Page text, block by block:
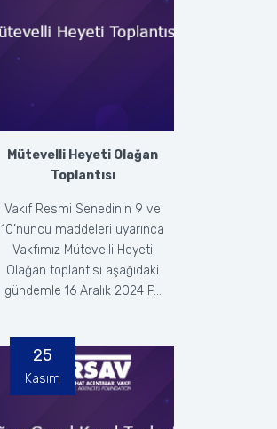
Mütevelli Heyeti Olağan
Toplantısı
Vakıf Resmi Senedinin 9 ve
10’nuncu maddeleri uyarınca
Vakfımız Mütevelli Heyeti
Olağan toplantısı aşağıdaki
gündemle 16 Aralık 2024 P...
25
Kasım